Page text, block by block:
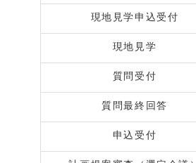
現地見学申込受付
現地見学
質問受付
質問最終回答
申込受付